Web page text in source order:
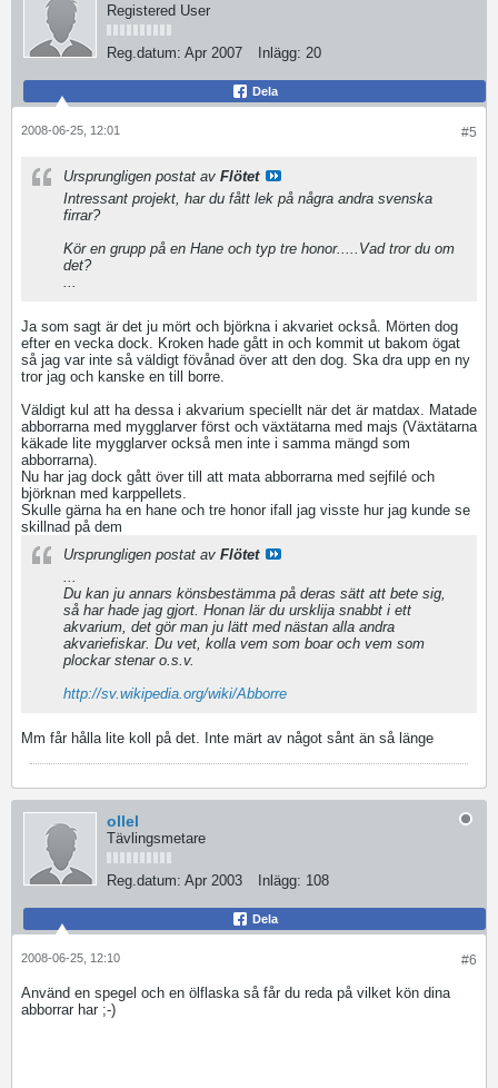
Registered User
Reg.datum: Apr 2007 Inlägg: 20
Dela
#5
2008-06-25, 12:01
Ursprungligen postat av Flötet
Intressant projekt, har du fått lek på några andra svenska
firrar?
Kör en grupp på en Hane och typ tre honor.....Vad tror du om
det?
...
Ja som sagt är det ju mört och björkna i akvariet också. Mörten dog
efter en vecka dock. Kroken hade gått in och kommit ut bakom ögat
så jag var inte så väldigt fövånad över att den dog. Ska dra upp en ny
tror jag och kanske en till borre.
Väldigt kul att ha dessa i akvarium speciellt när det är matdax. Matade
abborrarna med mygglarver först och växtätarna med majs (Växtätarna
käkade lite mygglarver också men inte i samma mängd som
abborrarna).
Nu har jag dock gått över till att mata abborrarna med sejfilé och
björknan med karppellets.
Skulle gärna ha en hane och tre honor ifall jag visste hur jag kunde se
skillnad på dem
Ursprungligen postat av Flötet
...
Du kan ju annars könsbestämma på deras sätt att bete sig,
så har hade jag gjort. Honan lär du ursklija snabbt i ett
akvarium, det gör man ju lätt med nästan alla andra
akvariefiskar. Du vet, kolla vem som boar och vem som
plockar stenar o.s.v.
http://sv.wikipedia.org/wiki/Abborre
Mm får hålla lite koll på det. Inte märt av något sånt än så länge
ollel
Tävlingsmetare
Reg.datum: Apr 2003 Inlägg: 108
Dela
#6
2008-06-25, 12:10
Använd en spegel och en ölflaska så får du reda på vilket kön dina
abborrar har ;-)